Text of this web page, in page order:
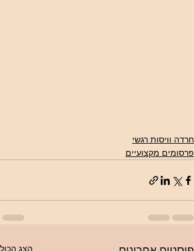
חרדה וויסות רגשי
פרסומים מקצועיים
הצג הכול